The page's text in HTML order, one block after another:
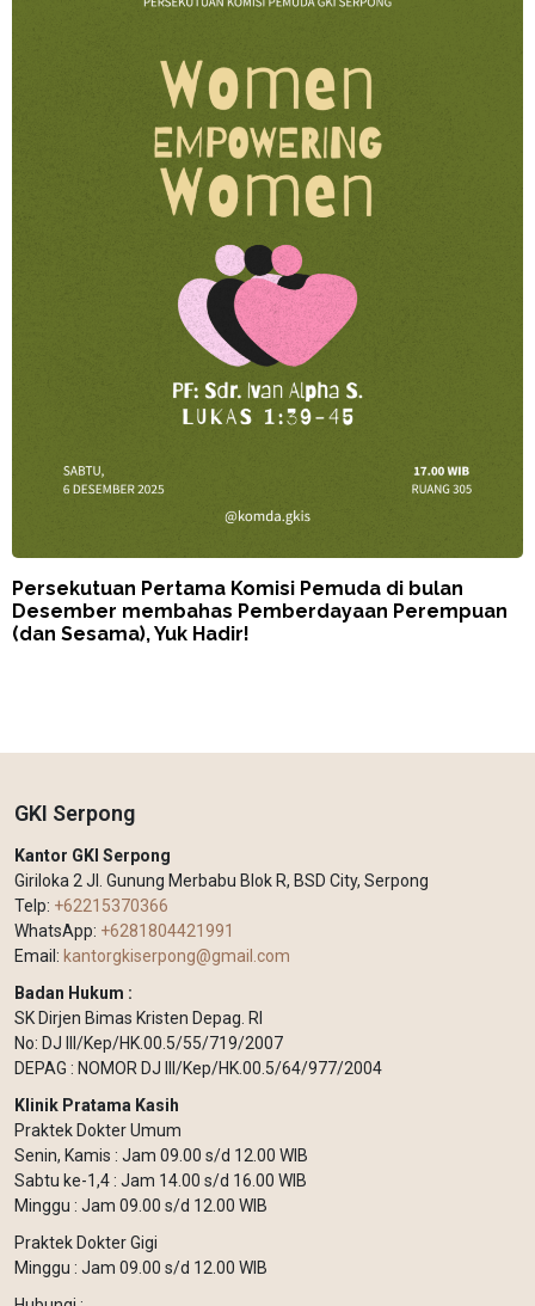
Persekutuan Pertama Komisi Pemuda di bulan
Desember membahas Pemberdayaan Perempuan
(dan Sesama), Yuk Hadir!
GKI Serpong
Kantor GKI Serpong
Giriloka 2 Jl. Gunung Merbabu Blok R, BSD City, Serpong
Telp: +62215370366
WhatsApp: +6281804421991
Email: kantorgkiserpong@gmail.com
Badan Hukum :
SK Dirjen Bimas Kristen Depag. RI
No: DJ III/Kep/HK.00.5/55/719/2007
DEPAG : NOMOR DJ III/Kep/HK.00.5/64/977/2004
Klinik Pratama Kasih
Praktek Dokter Umum
Senin, Kamis : Jam 09.00 s/d 12.00 WIB
Sabtu ke-1,4 : Jam 14.00 s/d 16.00 WIB
Minggu : Jam 09.00 s/d 12.00 WIB
Praktek Dokter Gigi
Minggu : Jam 09.00 s/d 12.00 WIB